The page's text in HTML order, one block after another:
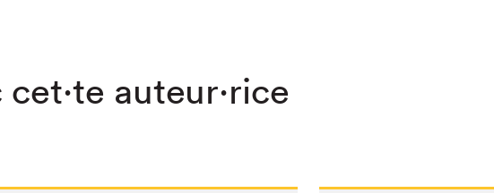
auteur·rice